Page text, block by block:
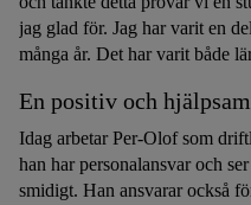
jag glad för. Jag har varit en
många år. Det har varit både
En positiv och
Idag arbetar Per-Olof som
han har personalansvar och
smidigt. Han ansvarar också